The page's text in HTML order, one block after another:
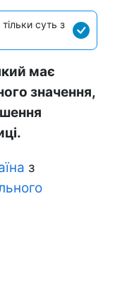
суть з
має
значення,
з